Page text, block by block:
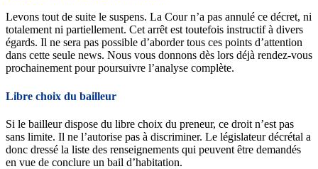
Levons tout de suite le suspens. La Cour n’a pas annulé ce décret, ni
totalement ni partiellement. Cet arrêt est toutefois instructif à divers
égards. Il ne sera pas possible d’aborder tous ces points d’attention
dans cette seule news. Nous vous donnons dès lors déjà rendez-vous
prochainement pour poursuivre l’analyse complète.
Libre choix du bailleur
Si le bailleur dispose du libre choix du preneur, ce droit n’est pas
sans limite. Il ne l’autorise pas à discriminer. Le législateur décrétal a
donc dressé la liste des renseignements qui peuvent être demandés
en vue de conclure un bail d’habitation.